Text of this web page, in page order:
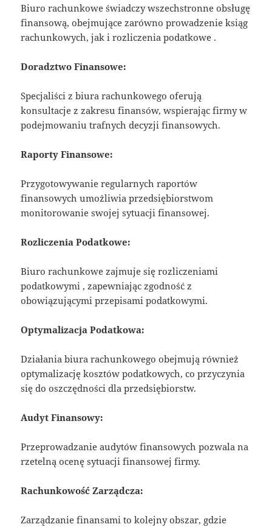
Biuro rachunkowe świadczy wszechstronne obsługę
finansową, obejmujące zarówno prowadzenie ksiąg
rachunkowych, jak i rozliczenia podatkowe .
Doradztwo Finansowe:
Specjaliści z biura rachunkowego oferują
konsultacje z zakresu finansów, wspierając firmy w
podejmowaniu trafnych decyzji finansowych.
Raporty Finansowe:
Przygotowywanie regularnych raportów
finansowych umożliwia przedsiębiorstwom
monitorowanie swojej sytuacji finansowej.
Rozliczenia Podatkowe:
Biuro rachunkowe zajmuje się rozliczeniami
podatkowymi , zapewniając zgodność z
obowiązującymi przepisami podatkowymi.
Optymalizacja Podatkowa:
Działania biura rachunkowego obejmują również
optymalizację kosztów podatkowych, co przyczynia
się do oszczędności dla przedsiębiorstw.
Audyt Finansowy:
Przeprowadzanie audytów finansowych pozwala na
rzetelną ocenę sytuacji finansowej firmy.
Rachunkowość Zarządcza:
Zarządzanie finansami to kolejny obszar, gdzie